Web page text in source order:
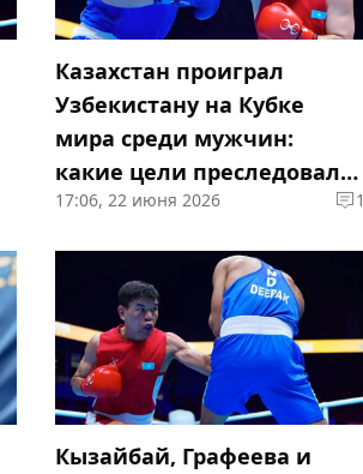
Казахстан проиграл
Узбекистану на Кубке
мира среди мужчин:
какие цели преследовали
тренеры
17:06, 22 июня 2026 1
Кызайбай, Графеева и